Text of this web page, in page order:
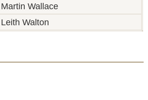
Martin Wallace
Leith Walton